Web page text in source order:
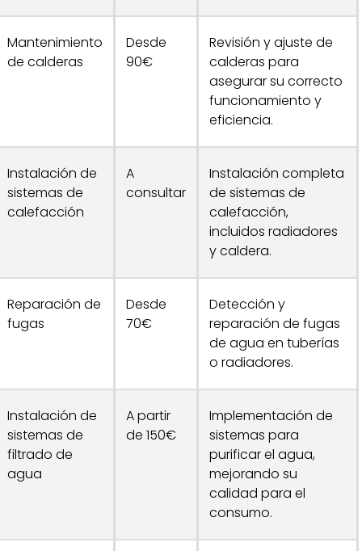
Mantenimiento
de calderas
Desde
90€
Revisión y ajuste de
calderas para
asegurar su correcto
funcionamiento y
eficiencia.
Instalación de
sistemas de
calefacción
A
consultar
Instalación completa
de sistemas de
calefacción,
incluidos radiadores
y caldera.
Reparación de
fugas
Desde
70€
Detección y
reparación de fugas
de agua en tuberías
o radiadores.
Instalación de
sistemas de
filtrado de
agua
A partir
de 150€
Implementación de
sistemas para
purificar el agua,
mejorando su
calidad para el
consumo.